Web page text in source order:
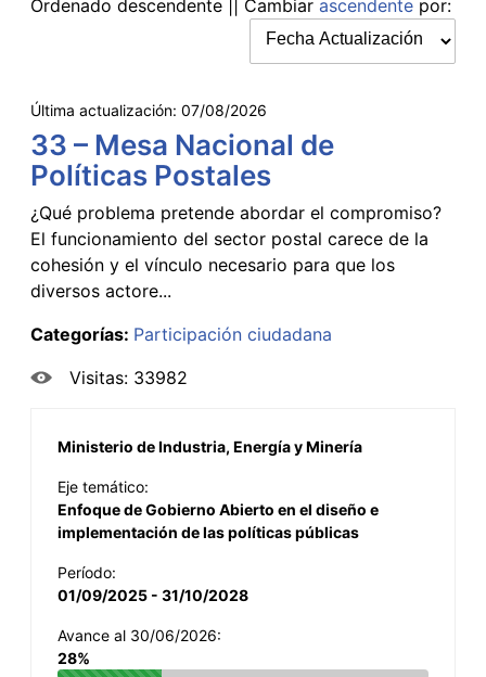
Ordenado descendente || Cambiar ascendente por:
Última actualización: 07/08/2026
33 – Mesa Nacional de
Políticas Postales
¿Qué problema pretende abordar el compromiso?
El funcionamiento del sector postal carece de la
cohesión y el vínculo necesario para que los
diversos actore...
Categorías: Participación ciudadana
Visitas: 33982
Ministerio de Industria, Energía y Minería
Eje temático:
Enfoque de Gobierno Abierto en el diseño e
implementación de las políticas públicas
Período:
01/09/2025 - 31/10/2028
Avance al 30/06/2026:
28%